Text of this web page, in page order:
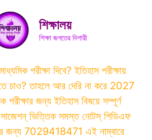
শিক্ষালয়
শিক্ষা জগতের দিশারী
পরীক্ষা দিবে? ইতিহাস পরীক্ষায়
চাও? তাহলে আর দেরি না করে 2027
পরীক্ষার জন্য ইতিহাস বিষয়ে সম্পূর্ণ
সাজেশন্ ভিত্তিক সমস্ত নোটস্ পিডিএফ
জন্য 7029418471 এই নাম্বারে